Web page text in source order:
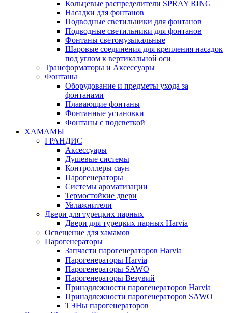
Кольцевые распределители SPRAY RING
Насадки для фонтанов
Подводные светильники для фонтанов
Подводные светильники для фонтанов
Фонтаны светомузыкальные
Шаровые соединения для крепления насадок
под углом к вертикальной оси
Трансформаторы и Аксессуары
Фонтаны
Оборудование и предметы ухода за
фонтанами
Плавающие фонтаны
Фонтанные установки
Фонтаны с подсветкой
ХАМАМЫ
ГРАНДИС
Аксессуары
Душевые системы
Контроллеры саун
Парогенераторы
Системы ароматизации
Термостойкие двери
Увлажнители
Двери для турецких парных
Двери для турецких парных Harvia
Освещение для хамамов
Парогенераторы
Запчасти парогенераторов Harvia
Парогенераторы Harvia
Парогенераторы SAWO
Парогенераторы Везувий
Принадлежности парогенераторов Harvia
Принадлежности парогенераторов SAWO
ТЭНы парогенераторов